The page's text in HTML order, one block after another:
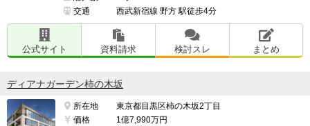
交通
西武新宿線 野方 駅徒歩4分
公式サイト 資料請求 検討スレ まとめ
ディアナガーデン柿の木坂
所在地
東京都目黒区柿の木坂2丁目
価格
1億7,990万円